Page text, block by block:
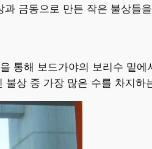
금동으로 만든 작은 불상들
통해 보드가야의 보리수 밑
상 중 가장 많은 수를 차지하